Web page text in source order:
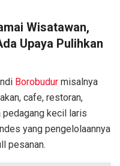
Wisatawan,
Upaya Pulihkan
Borobudur misalnya
cafe, restoran,
pedagang kecil laris
yang pengelolaannya
pesanan.